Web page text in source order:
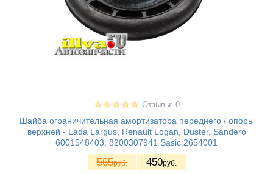
Отзывы: 0
Шайба ограничительная амортизатора переднего / опоры
верхней - Lada Largus, Renault Logan, Duster, Sandero
6001548403, 8200307941 Sasic 2654001
565руб. 450руб.